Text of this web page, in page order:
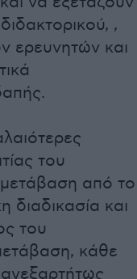
,
ερευνητών και
του
από το
διαδικασία και
του
κάθε